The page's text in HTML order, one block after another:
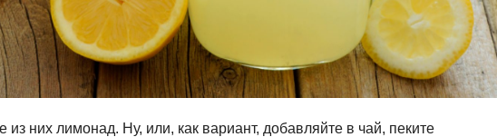
них лимонад. Ну, или, как вариант, добавляйте в чай, пеките